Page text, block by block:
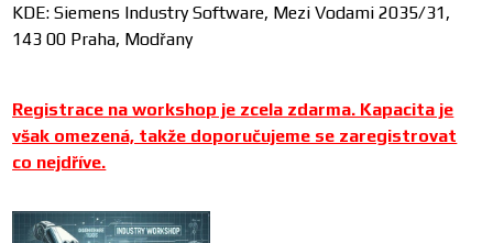
KDE: Siemens Industry Software, Mezi Vodami 2035/31,
143 00 Praha, Modřany
Registrace na workshop je zcela zdarma. Kapacita je
však omezená, takže doporučujeme se zaregistrovat
co nejdříve.